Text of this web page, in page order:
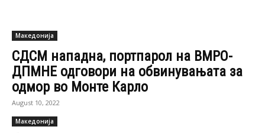
Македонија
СДСМ нападна, портпарол на ВМРО-
ДПМНЕ одговори на обвинувањата за
одмор во Монте Карло
August 10, 2022
Македонија